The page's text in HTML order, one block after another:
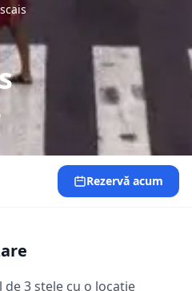
Rezervă acum
de 3 stele cu o locație